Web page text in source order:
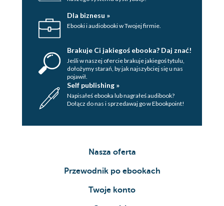
Kłamstwo
od autorki
nota biograficzna autorki
w serii piętnastka ukazały się
Dla biznesu »
Ebooki i audiobooki w Twojej firmie.
Brakuje Ci jakiegoś ebooka? Daj znać!
Jeśli w naszej ofercie brakuje jakiegoś tytulu,
dołożymy starań, by jak najszybciej się u nas
pojawił.
Self publishing »
Napisałeś ebooka lub nagrałeś audibook?
Dołącz do nas i sprzedawaj go w Ebookpoint!
Nasza oferta
Przewodnik po ebookach
Twoje konto